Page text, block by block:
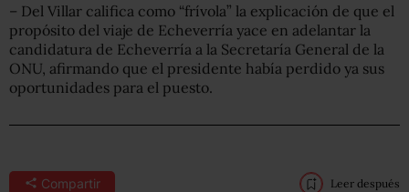
– Del Villar califica como “frívola” la explicación de que el
propósito del viaje de Echeverría yace en adelantar la
candidatura de Echeverría a la Secretaría General de la
ONU, afirmando que el presidente había perdido ya sus
oportunidades para el puesto.
Compartir Leer después